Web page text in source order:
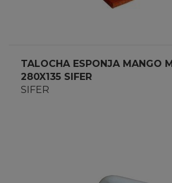
TALOCHA ESPONJA MANGO
280X135 SIFER
SIFER